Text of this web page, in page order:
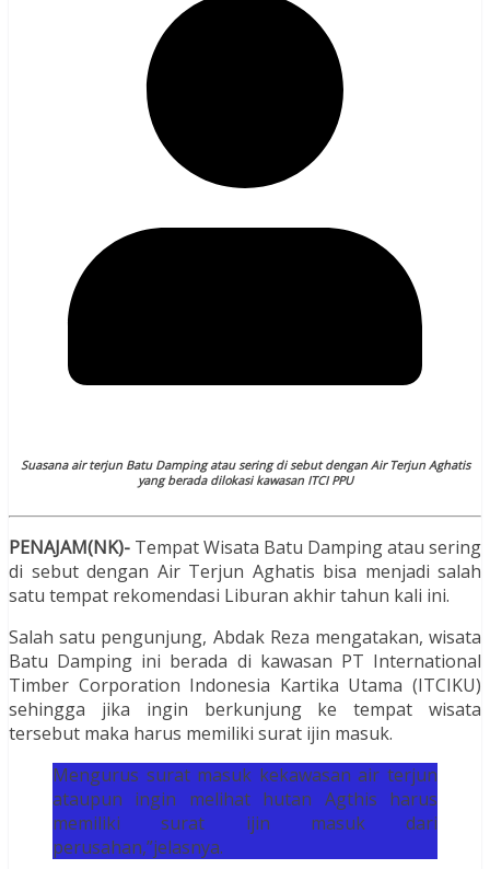
Suasana air terjun Batu Damping atau sering di sebut dengan Air Terjun Aghatis
yang berada dilokasi kawasan ITCI PPU
PENAJAM(NK)- Tempat Wisata Batu Damping atau sering
di sebut dengan Air Terjun Aghatis bisa menjadi salah
satu tempat rekomendasi Liburan akhir tahun kali ini.
Salah satu pengunjung, Abdak Reza mengatakan, wisata
Batu Damping ini berada di kawasan PT International
Timber Corporation Indonesia Kartika Utama (ITCIKU)
sehingga jika ingin berkunjung ke tempat wisata
tersebut maka harus memiliki surat ijin masuk.
Mengurus surat masuk kekawasan air terjun
ataupun ingin melihat hutan Agthis harus
memiliki surat ijin masuk dari
perusahan,”jelasnya.